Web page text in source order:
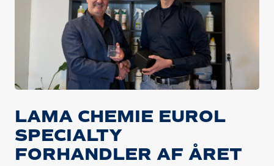
LAMA CHEMIE EUROL
SPECIALTY
FORHANDLER AF ÅRET